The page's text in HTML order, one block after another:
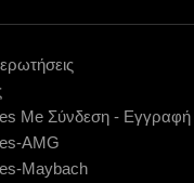
Me Σύνδεση - Εγγραφή
AMG
Maybach